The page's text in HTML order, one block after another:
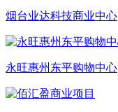
烟台业达科技商业中心
永旺惠州东平购物中心